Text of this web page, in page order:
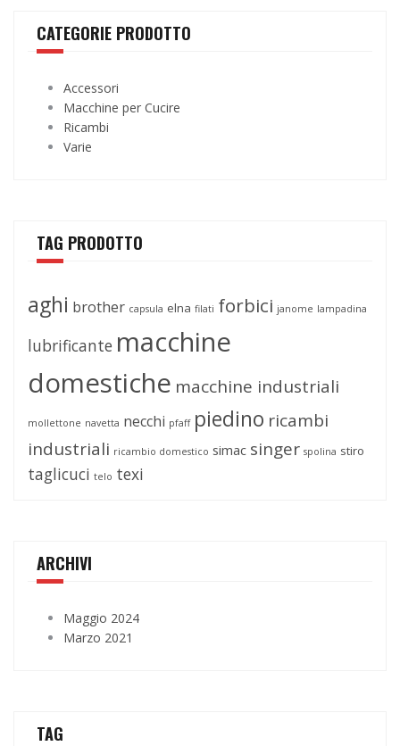
CATEGORIE PRODOTTO
Accessori
Macchine per Cucire
Ricambi
Varie
TAG PRODOTTO
aghi brother capsula elna filati forbici janome lampadina
lubrificante macchine
domestiche macchine industriali
mollettone navetta necchi pfaff piedino ricambi
industriali ricambio domestico simac singer spolina stiro
taglicuci telo texi
ARCHIVI
Maggio 2024
Marzo 2021
TAG